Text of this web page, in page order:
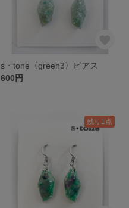
s・tone〈green3〉ピアス
600円
残り1点